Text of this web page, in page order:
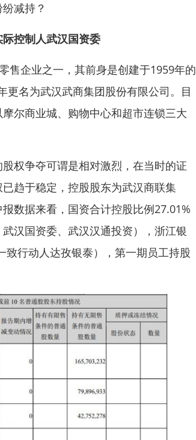
减持？
控制人武汉国资委
企业之一，其前身是创建于1959年的
更名为武汉武商集团股份有限公司。目
摩尔商业城、购物中心和超市连锁三大
争夺可谓是相对激烈，在当时的证
趋于稳定，控股股东为武汉商联集
数据来看，国资合计控股比例27.01%
汉国资委、武汉汉通投资），浙江银
行动人达孜银泰），第一期员工持股